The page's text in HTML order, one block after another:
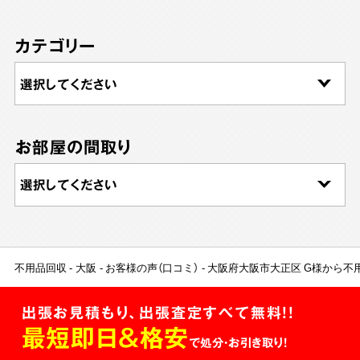
カテゴリー
お部屋の間取り
不用品回収 大阪 お客様の声（口コミ） 大阪府大阪市大正区 G様から不
出張お見積もり、出張査定すべて無料!!
最短即日＆格安で処分・お引き取り！